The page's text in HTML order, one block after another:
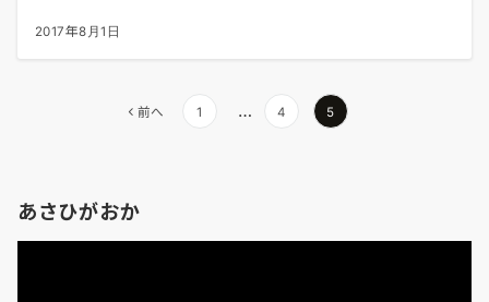
2017年8月1日
ー
ジ
前へ 1 … 4 5
あさひがおか